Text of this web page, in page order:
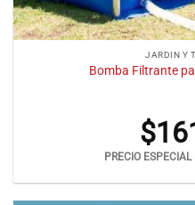
JARDIN Y
Bomba Filtrante
$
PRECIO